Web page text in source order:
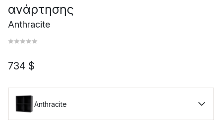
ανάρτησης
Anthracite
734 $
Anthracite